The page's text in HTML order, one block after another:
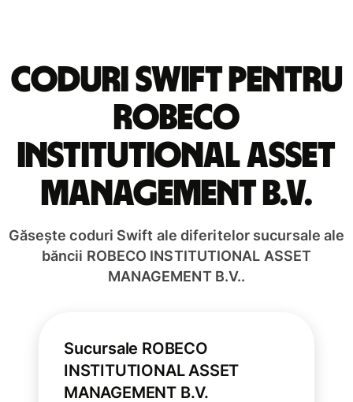
Coduri Swift pentru
ROBECO
INSTITUTIONAL ASSET
MANAGEMENT B.V.
Găsește coduri Swift ale diferitelor sucursale ale
băncii ROBECO INSTITUTIONAL ASSET
MANAGEMENT B.V..
Sucursale ROBECO
INSTITUTIONAL ASSET
MANAGEMENT B.V.